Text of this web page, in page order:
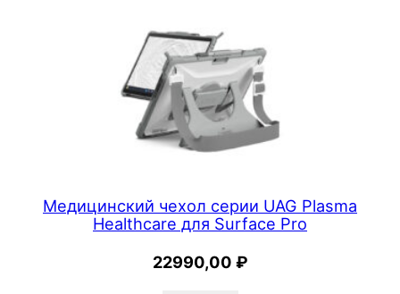
Медицинский чехол серии UAG Plasma
Healthcare для Surface Pro
22990,00 ₽